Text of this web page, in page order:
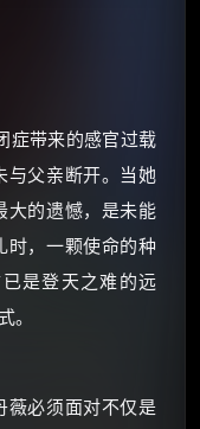
症带来的感官过载
与父亲断开。当她
大的遗憾，是未能
时，一颗使命的种
是登天之难的远
。
薇必须面对不仅是
×
元！